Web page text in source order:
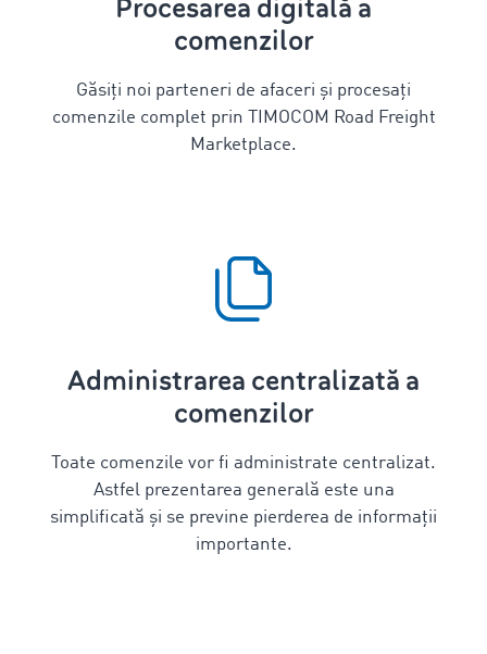
Procesarea digitală a
comenzilor
Găsiți noi parteneri de afaceri și procesați
comenzile complet prin TIMOCOM Road Freight
Marketplace.
Administrarea centralizată a
comenzilor
Toate comenzile vor fi administrate centralizat.
Astfel prezentarea generală este una
simplificată și se previne pierderea de informații
importante.